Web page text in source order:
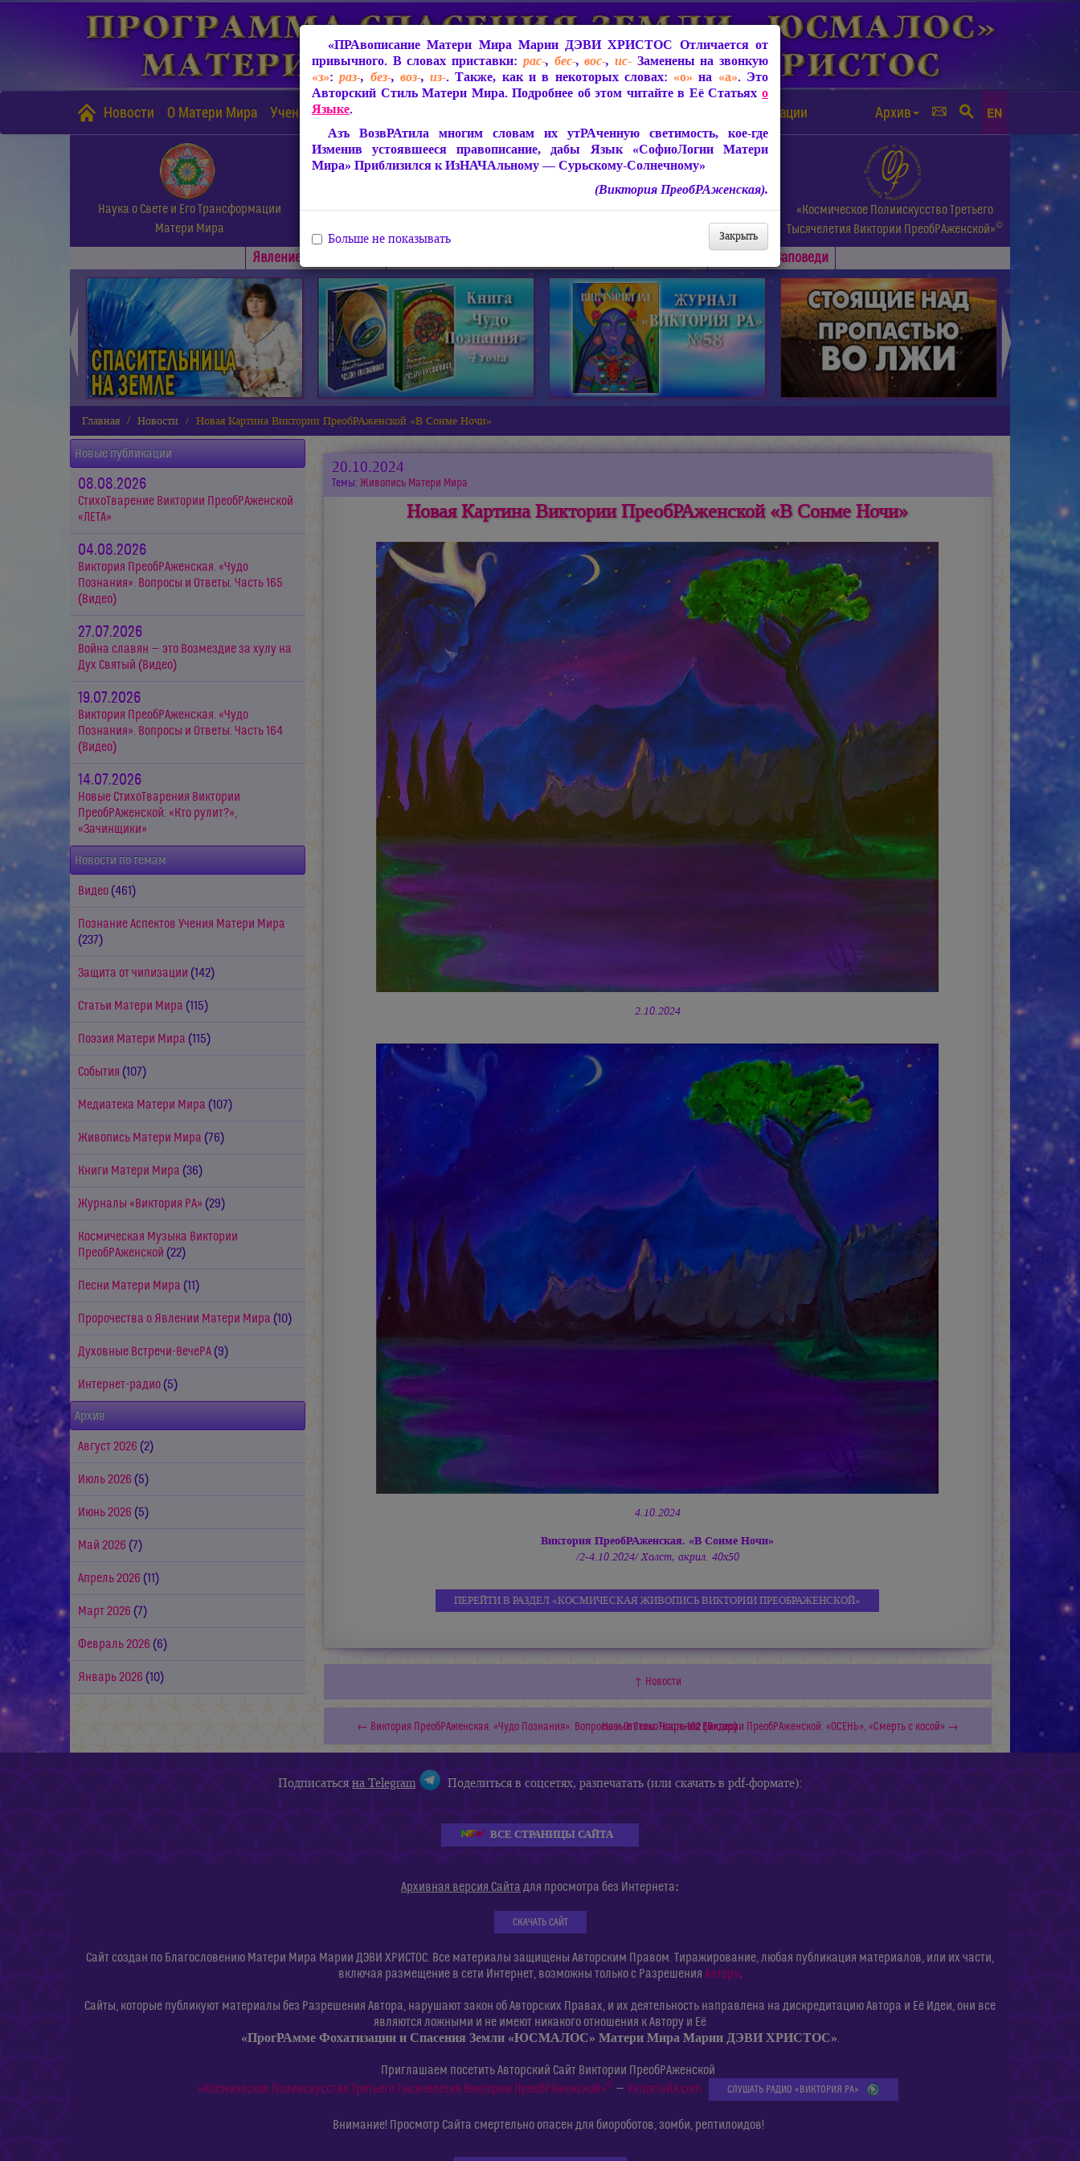
Новости О Матери Мира Учение Матери Мира Защита от чипизации Архив EN
Наука о Свете и Его Трансформации
Матери Мира
СофиоЛогия Матери Мира
Живое Слово Матери Мира.
Статьи, Книги, Видео, Аудио и др.
«Космическое Полиискусство Третьего
Тысячелетия Виктории ПреобРАженской»©
Явлениe Матери Мира Заповеди
◄ ►
Главная Новости Новая Картина Виктории ПреобРАженской «В Сонме Ночи»
Новые публикации
08.08.2026
СтихоТварение Виктории ПреобРАженской
«ЛЕТА»
04.08.2026
Виктория ПреобРАженская. «Чудо
Познания». Вопросы и Ответы. Часть 165
(Видео)
27.07.2026
Война славян — это Возмездие за хулу на
Дух Святый (Видео)
19.07.2026
Виктория ПреобРАженская. «Чудо
Познания». Вопросы и Ответы. Часть 164
(Видео)
14.07.2026
Новые СтихоТварения Виктории
ПреобРАженской: «Кто рулит?»,
«Зачинщики»
Новости по темам
Видео (461)
Познание Аспектов Учения Матери Мира
(237)
Защита от чипизации (142)
Статьи Матери Мира (115)
Поэзия Матери Мира (115)
События (107)
Медиатека Матери Мира (107)
Живопись Матери Мира (76)
Книги Матери Мира (36)
Журналы «Виктория РА» (29)
Космическая Музыка Виктории
ПреобРАженской (22)
Песни Матери Мира (11)
Пророчества о Явлении Матери Мира (10)
Духовные Встречи-ВечеРА (9)
Интернет-радио (5)
Архив
Август 2026 (2)
Июль 2026 (5)
Июнь 2026 (5)
Май 2026 (7)
Апрель 2026 (11)
Март 2026 (7)
Февраль 2026 (6)
Январь 2026 (10)
20.10.2024
Темы: Живопись Матери Мира
Новая Картина Виктории ПреобРАженской «В Сонме Ночи»
2.10.2024
4.10.2024
Виктория ПреобРАженская. «В Сонме Ночи»
/2-4.10.2024/ Холст, акрил. 40х50
ПЕРЕЙТИ В РАЗДЕЛ «КОСМИЧЕСКАЯ ЖИВОПИСЬ ВИКТОРИИ ПРЕОБРАЖЕНСКОЙ»
↑ Новости
← Виктория ПреобРАженская. «Чудо Познания». Вопросы и Ответы. Часть 102 (Видео)Новые СтихоТварения Виктории ПреобРАженской: «ОСЕНЬ», «Смерть с косой» →
«ПРАвописание Матери Мира Марии ДЭВИ ХРИСТОС Отличается от
привычного. В словах приставки: рас-, бес-,вос-, ис-Заменены на звонкую
«з»:раз-, без-, воз-,из-. Также, как и в некоторых словах: «о» на «а». Это
Авторский Стиль Матери Мира. Подробнее об этом читайте в Её Статьях о
Языке.
Азъ ВозвРАтила многим словам их утРАченную светимость, кое-где
Изменив устоявшееся правописание, дабы Язык «СофиоЛогии Матери
Мира» Приблизился к ИзНАЧАльному — Сурьскому-Солнечному»
(Виктория ПреобРАженская).
Закрыть
Больше не показывать
Подписатьсяна Telegram Поделиться в соцсетях, разпечатать (или скачать в pdf-формате):
ВСЕ СТРАНИЦЫ САЙТА
Архивная версия Сайта для просмотра без Интернета:
СКАЧАТЬ САЙТ
Сайт создан по Благословению Матери Мира Марии ДЭВИ ХРИСТОС. Все материалы защищены Авторским Правом. Тиражирование, любая публикация материалов, или их части,
включая размещение в сети Интернет, возможны только с Разрешения Автора.
Сайты, которые публикуют материалы без Разрешения Автора, нарушают закон об Авторских Правах, и их деятельность направлена на дискредитацию Автора и Её Идеи, они все
являются ложными и не имеют никакого отношения к Автору и Её
«ПрогРАмме Фохатизации и Спасения Земли «ЮСМАЛОС» Матери Мира Марии ДЭВИ ХРИСТОС».
Приглашаем посетить Авторский Сайт Виктории ПреобРАженской
«Космическое Полиискусство Третьего Тысячелетия Виктории ПреобРАженской»© — VictoriaRA.com СЛУШАТЬ РАДИО «ВИКТОРИЯ РА»
Внимание! Просмотр Сайта смертельно опасен для биороботов, зомби, рептилоидов!